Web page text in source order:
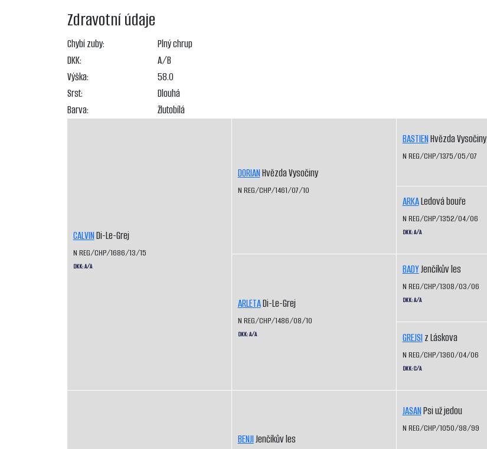
Zdravotní údaje
Chybí zuby:
Plný chrup
DKK:
A/B
Výška:
58.0
Srst:
Dlouhá
Barva:
Žlutobílá
CALVINDi-Le-Grej
N REG/CHP/1686/13/15
DKK: A/A
DORIANHvězda Vysočiny
N REG/CHP/1461/07/10
ARLETADi-Le-Grej
N REG/CHP/1486/08/10
DKK: A/A
BENJIJenčíkův les
BASTIENHvězda Vysočiny
N REG/CHP/1375/05/07
ARKALedová bouře
N REG/CHP/1352/04/06
DKK: A/A
BADYJenčíkův les
N REG/CHP/1308/03/06
DKK: A/A
GREJSIz Láskova
N REG/CHP/1360/04/06
DKK: C/A
JASANPsi už jedou
N REG/CHP/1050/98/99